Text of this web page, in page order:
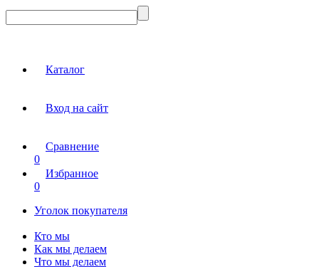
Каталог
Вход на сайт
Сравнение
0
Избранное
0
Уголок покупателя
Кто мы
Как мы делаем
Что мы делаем